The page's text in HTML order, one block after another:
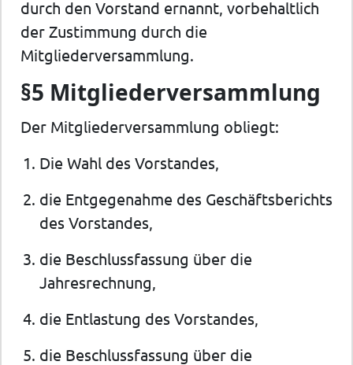
durch den Vorstand ernannt, vorbehaltlich
der Zustimmung durch die
Mitgliederversammlung.
§5 Mitgliederversammlung
Der Mitgliederversammlung obliegt:
Die Wahl des Vorstandes,
die Entgegenahme des Geschäftsberichts
des Vorstandes,
die Beschlussfassung über die
Jahresrechnung,
die Entlastung des Vorstandes,
die Beschlussfassung über die